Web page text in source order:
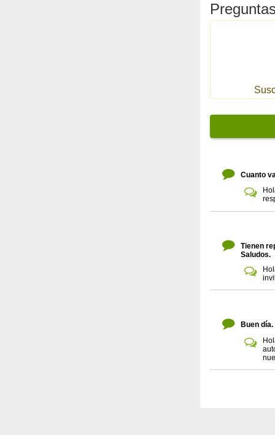
Cuanto
Tienen
Saludos.
Buen